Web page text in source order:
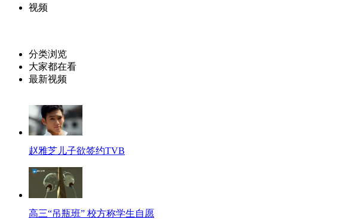
视频
分类浏览
大家都在看
最新视频
赵雅芝儿子欲签约TVB
高三“吊瓶班” 校方称学生自愿